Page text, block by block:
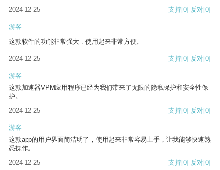
2024-12-25
支持[0] 反对[0]
游客
这款软件的功能非常强大，使用起来非常方便。
2024-12-25 支持[0] 反对[0]
游客
这款加速器VPM应用程序已经为我们带来了无限的隐私保护和安全性保
护。
2024-12-25
支持[0] 反对[0]
游客
这款app的用户界面简洁明了，使用起来非常容易上手，让我能够快速熟
悉操作。
2024-12-25
支持[0] 反对[0]